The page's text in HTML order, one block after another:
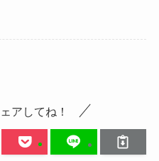
アしてね！